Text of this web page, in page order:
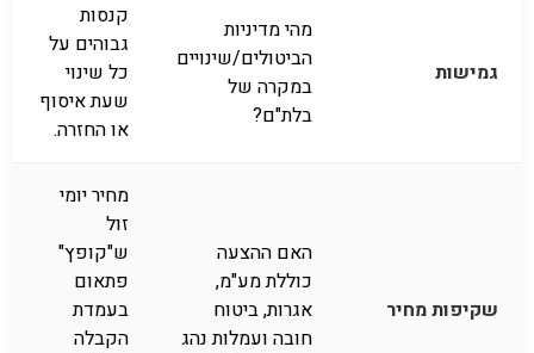
גמישות
מהי מדיניות
הביטולים/שינויים
במקרה של
בלת"ם?
קנסות
גבוהים על
כל שינוי
שעת איסוף
או החזרה.
שקיפות מחיר
האם ההצעה
כוללת מע"מ,
אגרות, ביטוח
חובה ועמלות נהג
מחיר יומי
זול
ש"קופץ"
פתאום
בעמדת
הקבלה